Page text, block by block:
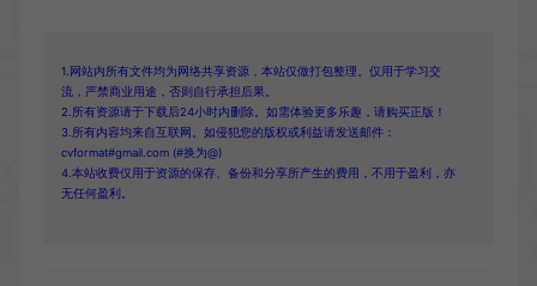
1.网站内所有文件均为网络共享资源，本站仅做打包整理。仅用于学习交
流，严禁商业用途，否则自行承担后果。
2.所有资源请于下载后24小时内删除。如需体验更多乐趣，请购买正版！
3.所有内容均来自互联网。如侵犯您的版权或利益请发送邮件：
cvformat#gmail.com (#换为@)
4.本站收费仅用于资源的保存、备份和分享所产生的费用，不用于盈利，亦
无任何盈利。